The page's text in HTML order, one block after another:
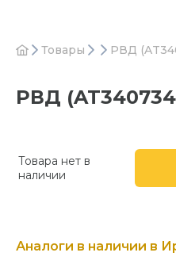
Товары РВД
РВД
Товара нет в
наличии
Аналоги в наличии в